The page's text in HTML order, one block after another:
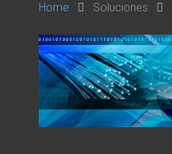
Home Soluciones